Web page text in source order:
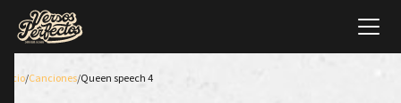
Inicio/Canciones/Queen speech 4